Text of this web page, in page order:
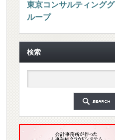
東京コンサルティンググ
ループ
検索